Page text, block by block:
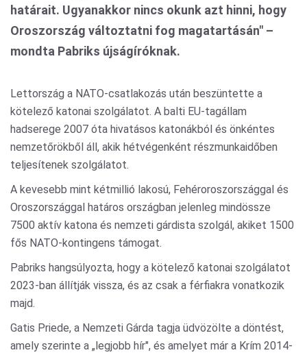
határait. Ugyanakkor nincs okunk azt hinni, hogy
Oroszország változtatni fog magatartásán" –
mondta Pabriks újságíróknak.
Lettország a NATO-csatlakozás után beszüntette a
kötelező katonai szolgálatot. A balti EU-tagállam
hadserege 2007 óta hivatásos katonákból és önkéntes
nemzetőrökből áll, akik hétvégenként részmunkaidőben
teljesítenek szolgálatot.
A kevesebb mint kétmillió lakosú, Fehéroroszországgal és
Oroszországgal határos országban jelenleg mindössze
7500 aktív katona és nemzeti gárdista szolgál, akiket 1500
fős NATO-kontingens támogat.
Pabriks hangsúlyozta, hogy a kötelező katonai szolgálatot
2023-ban állítják vissza, és az csak a férfiakra vonatkozik
majd.
Gatis Priede, a Nemzeti Gárda tagja üdvözölte a döntést,
amely szerinte a „legjobb hír", és amelyet már a Krím 2014-